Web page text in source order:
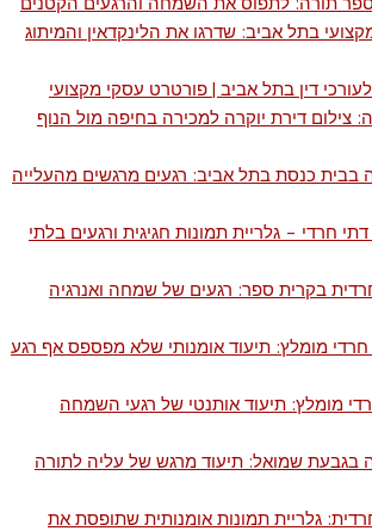
בתל אביב: שדרגו את הלינקדאין והמיתוג
דין בתל אביב | פורטרט עסקי מקצועי
צילום דירת יוקרה למכירה בחיפה מול הנוף
בבית כנסת בתל אביב: רגעים מרגשים מהעלייה
חרדי – גלריית תמונות חגיגית ורגעים בלתי
בקרית ספר: רגעים של שמחה ואנרגיה
מומלץ: תיעוד אומנותי שלא מפספס אף רגע
מומלץ: תיעוד אותנטי של רגעי השמחה
בגבעת שמואל: תיעוד מרגש של עליה לתורה
גלריית תמונות אומנותית שתופסת את